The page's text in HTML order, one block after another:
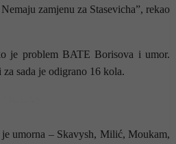
zamjenu za Stasevicha”, rekao
je problem BATE Borisova i umor.
sada je odigrano 16 kola.
je umorna – Skavysh, Milić, Moukam,